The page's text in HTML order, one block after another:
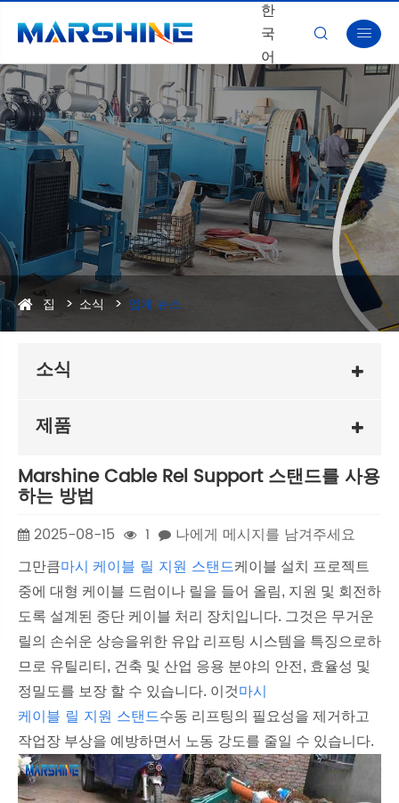
한
국
어
 
집 소식 업계 뉴스
소식
제품
Marshine Cable Rel Support 스탠드를 사용
하는 방법
2025-08-15 1 나에게 메시지를 남겨주세요
그만큼마시 케이블 릴 지원 스탠드케이블 설치 프로젝트
중에 대형 케이블 드럼이나 릴을 들어 올림, 지원 및 회전하
도록 설계된 중단 케이블 처리 장치입니다. 그것은 무거운
릴의 손쉬운 상승을위한 유압 리프팅 시스템을 특징으로하
므로 유틸리티, 건축 및 산업 응용 분야의 안전, 효율성 및
정밀도를 보장 할 수 있습니다. 이것마시
케이블 릴 지원 스탠드수동 리프팅의 필요성을 제거하고
작업장 부상을 예방하면서 노동 강도를 줄일 수 있습니다.